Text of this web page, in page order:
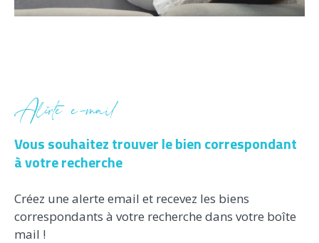
Alerte e-mail
Vous souhaitez trouver le bien correspondant
à votre recherche
Créez une alerte email et recevez les biens
correspondants à votre recherche dans votre boîte
mail !